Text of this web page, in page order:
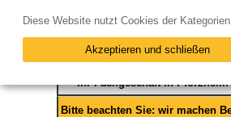
Ihr Fachgeschäft in
Bitte beachten Sie: wir machen
Diese Website nutzt Cookies der Kategorien
Akzeptieren und schließen